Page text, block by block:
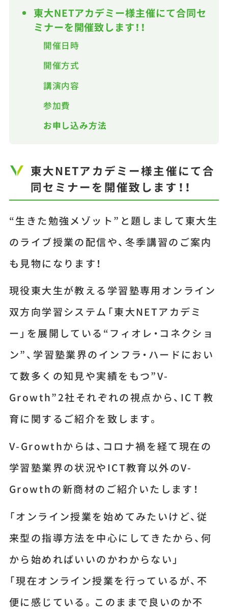
東大NETアカデミー様主催にて合同セ
ミナーを開催致します！！
開催日時
開催方式
講演内容
参加費
お申し込み方法
東大NETアカデミー様主催にて合
同セミナーを開催致します！！
“生きた勉強メゾット”と題しまして東大生
のライブ授業の配信や、冬季講習のご案内
も見物になります！
現役東大生が教える学習塾専用オンライン
双方向学習システム「東大NETアカデミ
ー」を展開している“フィオレ・コネクショ
ン”、学習塾業界のインフラ・ハードにおい
て数多くの知見や実績をもつ”V-
Growth”2社それぞれの視点から、ICＴ教
育に関するご紹介を致します。
V-Growthからは、コロナ禍を経て現在の
学習塾業界の状況やICT教育以外のV-
Growthの新商材のご紹介いたします！
「オンライン授業を始めてみたいけど、従
来型の指導方法を中心にしてきたから、何
から始めればいいのかわからない」
「現在オンライン授業を行っているが、不
便に感じている。このままで良いのか不